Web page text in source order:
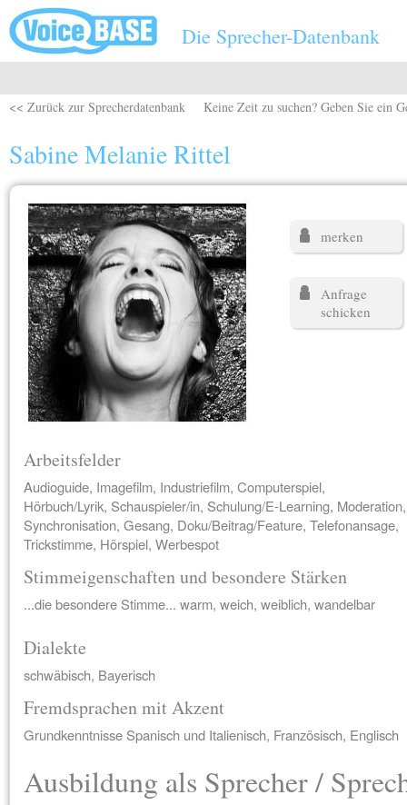
Direkt zum Inhalt
Die Sprecher-Datenbank
<< Zurück zur Sprecherdatenbank Keine Zeit zu suchen? Geben Sie ein
Sabine Melanie Rittel
merken
Anfrage
schicken
Arbeitsfelder
Audioguide, Imagefilm, Industriefilm, Computerspiel,
Hörbuch/Lyrik, Schauspieler/in, Schulung/E-Learning, Moderation,
Synchronisation, Gesang, Doku/Beitrag/Feature, Telefonansage,
Trickstimme, Hörspiel, Werbespot
Stimmeigenschaften und besondere Stärken
...die besondere Stimme... warm, weich, weiblich, wandelbar
Dialekte
schwäbisch, Bayerisch
Fremdsprachen mit Akzent
Grundkenntnisse Spanisch und Italienisch, Französisch, Englisch
Ausbildung als Sprecher /